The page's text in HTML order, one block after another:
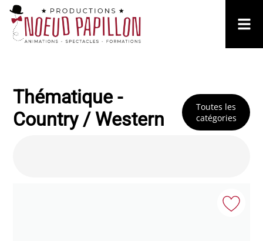
Thématique -
Country / Western
Toutes les
catégories